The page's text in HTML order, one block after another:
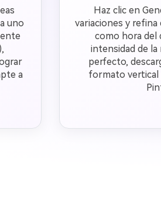
uno
a
Haz clic en
variaciones y
como hora del
intensidad de la
perfecto,
formato vertical